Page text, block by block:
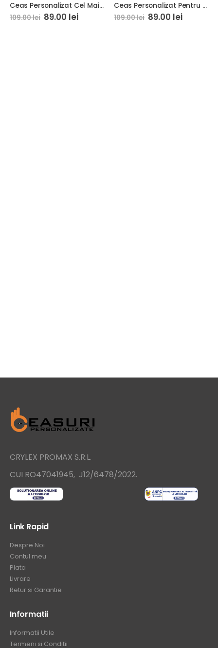
Ceas Personalizat Cel Mai Bun Pompier
109.00lei 89.00 lei
Ceas Personalizat Pentru Constructor 01
109.00lei 89.00 lei
CRYLEX PROMAX S.R.L.
CUI RO47041945, J12/6478/2022.
Link Rapid
Despre Noi
Contul meu
Plata
Livrare
Retur si Garantie
Informatii
Informatii Utile
Termeni si Conditii